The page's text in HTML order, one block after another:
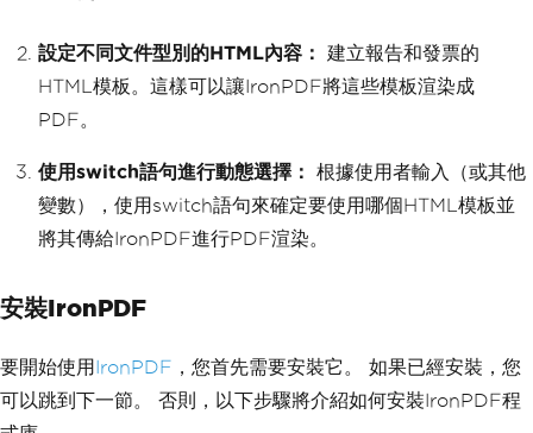
設定不同文件型別的HTML內容：
建立報告和發票的
HTML模板。這樣可以讓IronPDF將這些模板渲染成
PDF。
使用switch語句進行動態選擇：
根據使用者輸入（或其他
變數），使用switch語句來確定要使用哪個HTML模板並
將其傳給IronPDF進行PDF渲染。
安裝IronPDF
要開始使用 IronPDF ，您首先需要安裝它。 如果已經安裝，您
可以跳到下一節。 否則，以下步驟將介紹如何安裝IronPDF程